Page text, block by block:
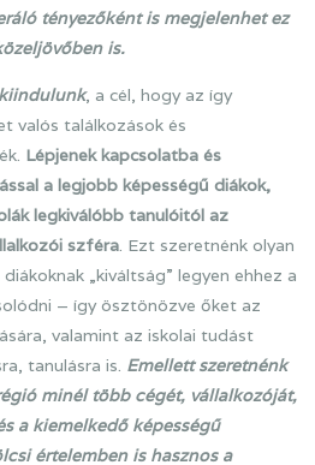
tényezőként is megjelenhet ez
is.
, a cél, hogy az így
valós találkozások és
Lépjenek kapcsolatba és
a legjobb képességű diákok,
legkiválóbb tanulóitól az
szféra. Ezt szeretnénk olyan
„kiváltság” legyen ehhez a
– így ösztönözve őket az
valamint az iskolai tudást
tanulásra is. Emellett szeretnénk
minél több cégét, vállalkozóját,
a kiemelkedő képességű
értelemben is hasznos a